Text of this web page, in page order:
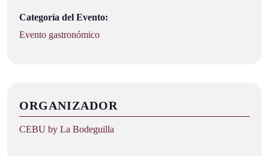
Categoría del Evento:
Evento gastronómico
ORGANIZADOR
CEBU by La Bodeguilla